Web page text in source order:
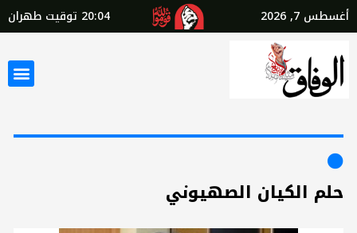
أغسطس 7, 2026 20:04 توقيت طهران
حلم الكيان الصهيوني